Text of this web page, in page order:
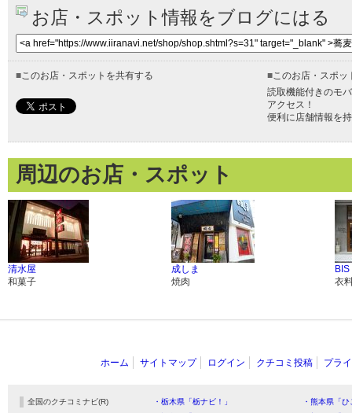
お店・スポット情報をブログにはる
■このお店・スポットを共有する ■このお店・スポッ
読取機能付きのモ
アクセス！
便利に店舗情報を
周辺のお店・スポット
清水屋
和菓子
成しま
焼肉
衣
ホーム サイトマップ ログイン クチコミ投稿 プラ
全国のクチコミナビ(R) ・栃木県「栃ナビ！」
・熊本県「